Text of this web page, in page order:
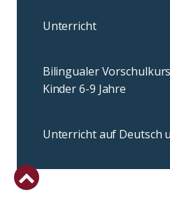
Unterricht
Bilingualer
Kinder 6-9 Jahre
Unterricht auf Deutsch